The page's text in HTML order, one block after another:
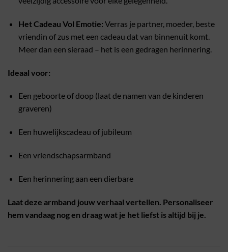
Het Cadeau Vol Emotie: Verras je partner, moeder, beste
vriendin of zus met een cadeau dat van binnenuit komt.
Meer dan een sieraad – het is een gedragen herinnering.
Ideaal voor:
Een geboorte of doop (laat de namen van de kinderen
graveren)
Een huwelijkscadeau of jubileum
Een vriendschapsarmband
Een herinnering aan een dierbare
Laat deze armband jouw verhaal vertellen. Personaliseer
hem vandaag nog en draag wat je het liefst is altijd bij je.